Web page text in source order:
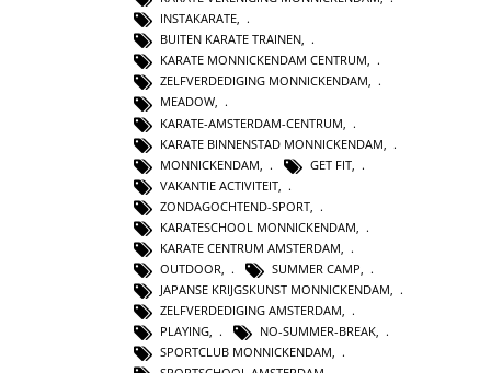
INSTAKARATE,
BUITEN KARATE TRAINEN,
KARATE MONNICKENDAM CENTRUM,
ZELFVERDEDIGING MONNICKENDAM,
MEADOW,
KARATE-AMSTERDAM-CENTRUM
KARATE BINNENSTAD MONNICKENDAM
MONNICKENDAM
GET FIT,
VAKANTIE ACTIVITEIT
ZONDAGOCHTEND-SPORT
KARATESCHOOL MONNICKENDAM
KARATE CENTRUM AMSTERDAM
OUTDOOR
SUMMER CAMP
JAPANSE KRIJGSKUNST MONNICKENDAM,
ZELFVERDEDIGING AMSTERDAM,
PLAYING, NO-SUMMER-BREAK,
SPORTCLUB MONNICKENDAM,